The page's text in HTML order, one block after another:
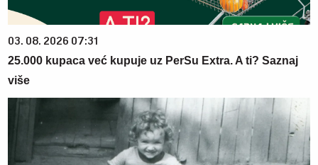
03. 08. 2026 07:31
25.000 kupaca već kupuje uz PerSu Extra. A ti? Saznaj
više